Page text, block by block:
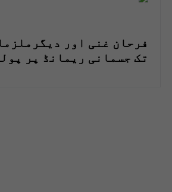
تک جسمانی ریمانڈ پر